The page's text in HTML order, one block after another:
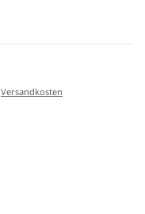
Versandkosten